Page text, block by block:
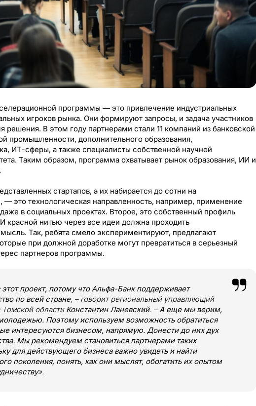
программы — это привлечение индустриальных
игроков рынка. Они формируют запросы, и задача участников
решения. В этом году партнерами стали 11 компаний из банковской
промышленности, дополнительного образования,
ИТ-сферы, а также специалисты собственной научной
Таким образом, программа охватывает рынок образования, ИИ и
стартапов, а их набирается до сотни на
— это технологическая направленность, например, применение
в социальных проектах. Второе, это собственный профиль
И красной нитью через все идеи должна проходить
Так, ребята смело экспериментируют, предлагают
при должной доработке могут превратиться в серьезный
партнеров программы.
проект, потому что Альфа-Банк поддерживает
по всей стране, – говорит региональный управляющий
областиКонстантин Ланевский. – А еще мы верим,
Поэтому используем возможность обратиться
интересуются бизнесом, напрямую. Донести до них дух
Мы рекомендуем становиться партнерами таких
для действующего бизнеса важно увидеть и найти
поколения, понять, как они мыслят, обогатить их опытом
».